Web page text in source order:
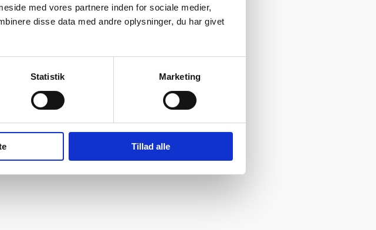
med vores partnere inden for sociale medier,
disse data med andre oplysninger, du har givet
Statistik Marketing
Tillad alle